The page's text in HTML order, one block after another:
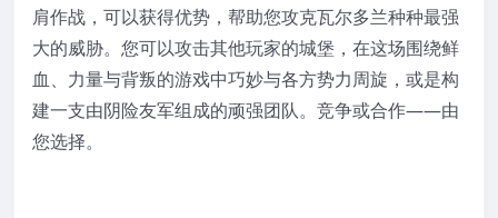
肩作战，可以获得优势，帮助您攻克瓦尔多兰种种最强
大的威胁。您可以攻击其他玩家的城堡，在这场围绕鲜
血、力量与背叛的游戏中巧妙与各方势力周旋，或是构
建一支由阴险友军组成的顽强团队。竞争或合作——由
您选择。